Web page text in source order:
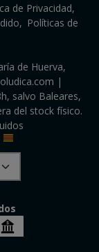
de Privacidad
Políticas de
de Huerva,
|
salvo Baleares,
del stock físico.